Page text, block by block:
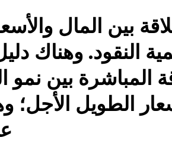
بين المال
النقود. وهناك
المباشرة بين
الطويل الأجل؛